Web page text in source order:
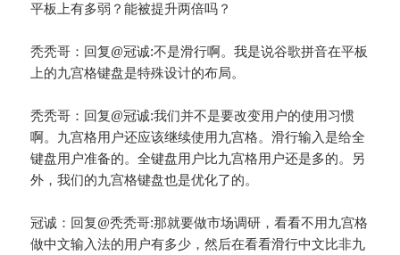
平板上有多弱？能被提升两倍吗？
秃秃哥：回复@冠诚:不是滑行啊。我是说谷歌拼音在平板
上的九宫格键盘是特殊设计的布局。
秃秃哥：回复@冠诚:我们并不是要改变用户的使用习惯
啊。九宫格用户还应该继续使用九宫格。滑行输入是给全
键盘用户准备的。全键盘用户比九宫格用户还是多的。另
外，我们的九宫格键盘也是优化了的。
冠诚：回复@秃秃哥:那就要做市场调研，看看不用九宫格
做中文输入法的用户有多少，然后在看看滑行中文比非九